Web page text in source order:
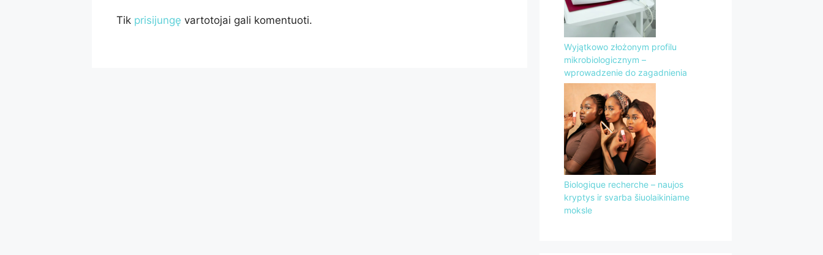
Tik prisijungę vartotojai gali komentuoti.
Wyjątkowo złożonym profilu
mikrobiologicznym –
wprowadzenie do zagadnienia
Biologique recherche – naujos
kryptys ir svarba šiuolaikiniame
moksle